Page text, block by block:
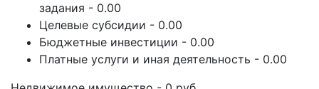
задания - 0.00
Целевые субсидии - 0.00
Бюджетные инвестиции - 0.00
Платные услуги и иная деятельность - 0.00